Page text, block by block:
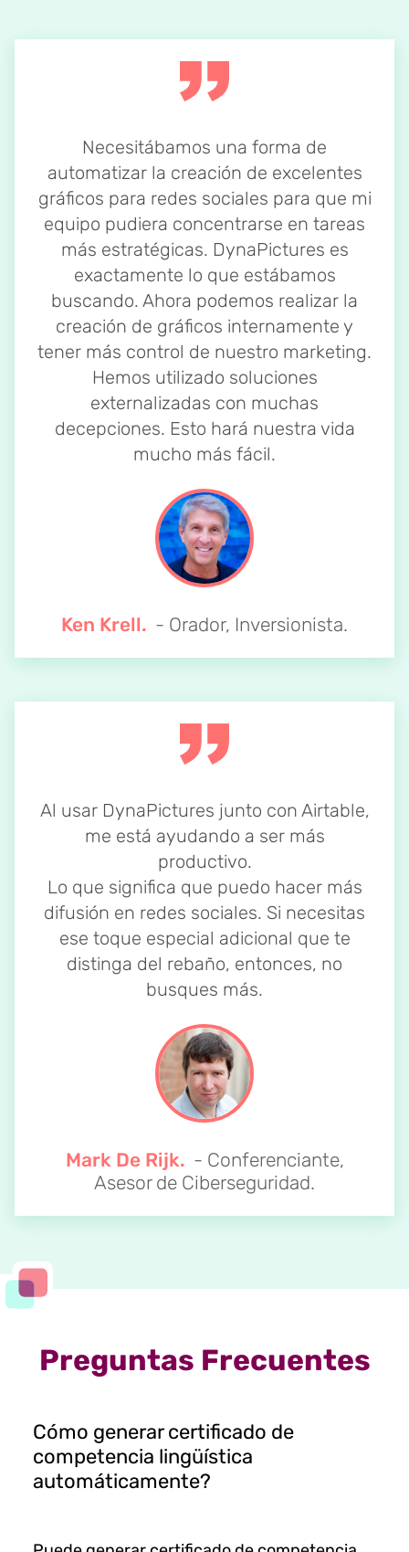
Necesitábamos una forma de
automatizar la creación de excelentes
gráficos para redes sociales para que mi
equipo pudiera concentrarse en tareas
más estratégicas. DynaPictures es
exactamente lo que estábamos
buscando. Ahora podemos realizar la
creación de gráficos internamente y
tener más control de nuestro marketing.
Hemos utilizado soluciones
externalizadas con muchas
decepciones. Esto hará nuestra vida
mucho más fácil.
Ken Krell. - Orador, Inversionista.
Al usar DynaPictures junto con Airtable,
me está ayudando a ser más
productivo.
Lo que significa que puedo hacer más
difusión en redes sociales. Si necesitas
ese toque especial adicional que te
distinga del rebaño, entonces, no
busques más.
Mark De Rijk. - Conferenciante,
Asesor de Ciberseguridad.
Preguntas Frecuentes
Cómo generar certificado de
competencia lingüística
automáticamente?